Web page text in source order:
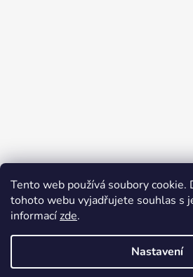
Tento web používá soubory cookie.
tohoto webu vyjadřujete souhlas s
informacízde.
Nastavení